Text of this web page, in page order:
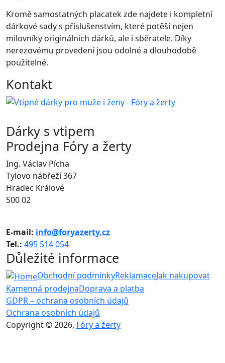
Kromě samostatných placatek zde najdete i kompletní
dárkové sady s příslušenstvím, které potěší nejen
milovníky originálních dárků, ale i sběratele. Díky
nerezovému provedení jsou odolné a dlouhodobě
použitelné.
Kontakt
Dárky s vtipem
Prodejna Fóry a žerty
Ing. Václav Pícha
Tylovo nábřeží 367
Hradec Králové
500 02
E-mail: info@foryazerty.cz
Tel.: 495 514 054
Důležité informace
Obchodní podmínkyReklamaceJak nakupovat
Kamenná prodejnaDoprava a platba
GDPR – ochrana osobních údajů
Ochrana osobních údajů
Copyright © 2026, Fóry a žerty